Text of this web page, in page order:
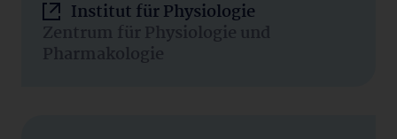
Institut für Physiologie
Zentrum für Physiologie und
Pharmakologie